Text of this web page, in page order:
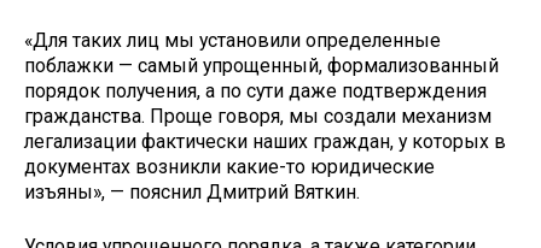
«Для таких лиц мы установили определенные
поблажки — самый упрощенный, формализованный
порядок получения, а по сути даже подтверждения
гражданства. Проще говоря, мы создали механизм
легализации фактически наших граждан, у которых в
документах возникли какие-то юридические
изъяны», — пояснил Дмитрий Вяткин.